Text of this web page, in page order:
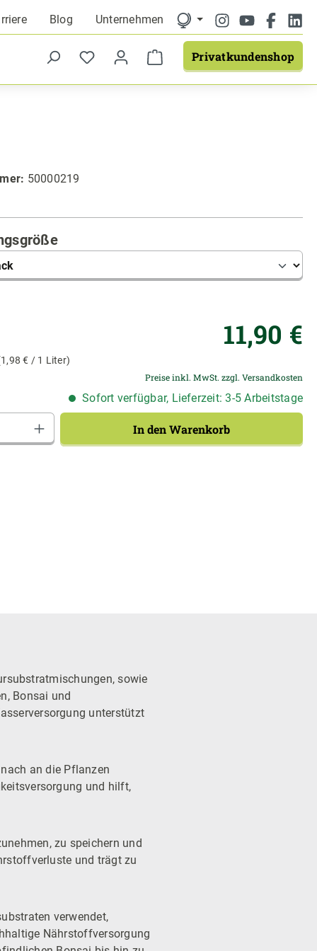
Blog Unternehmen
Privatkundenshop
50000219
auswählen
11,90 €
€ / 1 Liter)
Preise inkl. MwSt. zzgl. Versandkosten
Sofort verfügbar, Lieferzeit: 3-5 Arbeitstage
Anzahl: Gib den gewünschten Wert ein
In den Warenkorb
sowie
Bonsai und
unterstützt
an die Pflanzen
und hilft,
zu speichern und
und trägt zu
verwendet,
Nährstoffversorgung